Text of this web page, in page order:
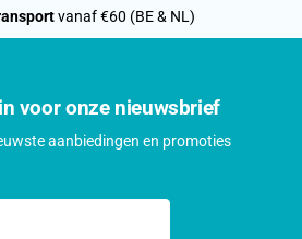
vanaf €60 (BE & NL)
voor onze nieuwsbrief
aanbiedingen en promoties